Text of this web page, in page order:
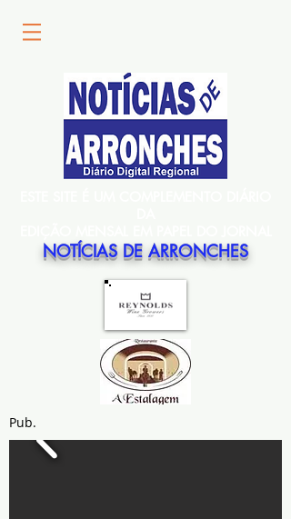
NOTÍCIAS DE ARRONCHES
Pub.